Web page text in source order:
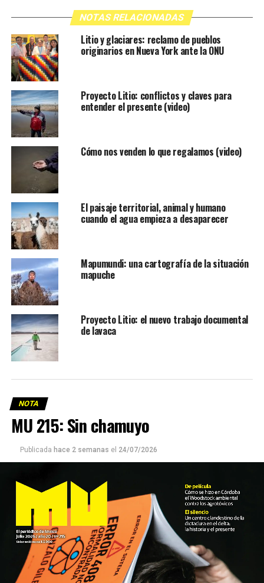
NOTAS RELACIONADAS
Litio y glaciares: reclamo de pueblos
originarios en Nueva York ante la ONU
Proyecto Litio: conflictos y claves para
entender el presente (video)
Cómo nos venden lo que regalamos (video)
El paisaje territorial, animal y humano
cuando el agua empieza a desaparecer
Mapumundi: una cartografía de la situación
mapuche
Proyecto Litio: el nuevo trabajo documental
de lavaca
NOTA
MU 215: Sin chamuyo
Publicada hace 2 semanas el 24/07/2026